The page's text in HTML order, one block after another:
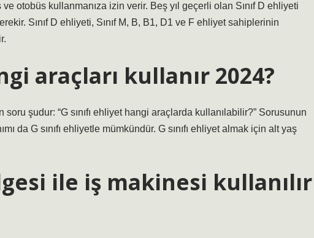
otobüs kullanmanıza izin verir. Beş yıl geçerli olan Sınıf D ehliyeti
Sınıf D ehliyeti, Sınıf M, B, B1, D1 ve F ehliyet sahiplerinin
araçları kullanır 2024?
şudur: “G sınıfı ehliyet hangi araçlarda kullanılabilir?” Sorusunun
da G sınıfı ehliyetle mümkündür. G sınıfı ehliyet almak için alt yaş
ile iş makinesi kullanılır